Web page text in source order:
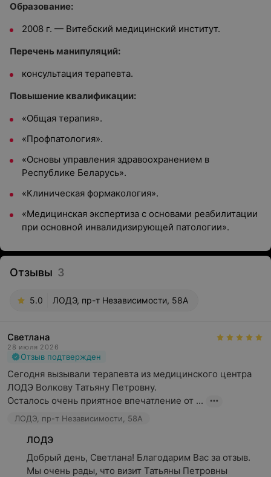
Образование:
2008 г. — Витебский медицинский институт.
Перечень манипуляций:
консультация терапевта.
Повышение квалификации:
«Общая терапия».
«Профпатология».
«Основы управления здравоохранением в
Республике Беларусь».
«Клиническая формакология».
«Медицинская экспертиза с основами реабилитации
при основной инвалидизирующей патологии».
Отзывы 3
5.0 ЛОДЭ, пр-т Независимости, 58А
Светлана
28 июля 2026
Отзыв подтвержден
Сегодня вызывали терапевта из медицинского центра
ЛОДЭ Волкову Татьяну Петровну.
Осталось очень приятное впечатление от ...
ЛОДЭ, пр-т Независимости, 58А
ЛОДЭ
Добрый день, Светлана! Благодарим Вас за отзыв.
Мы очень рады, что визит Татьяны Петровны